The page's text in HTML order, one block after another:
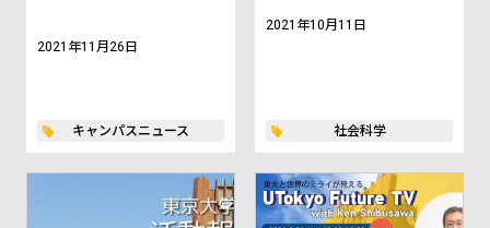
2021年11月26日
キャンパスニュース
2021年10月11日
社会科学